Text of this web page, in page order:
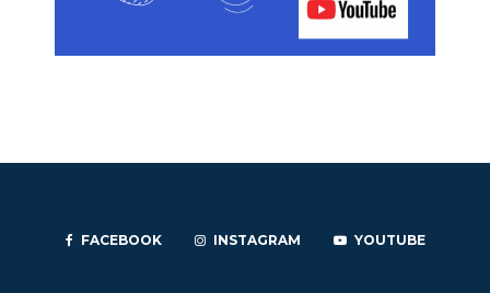
FACEBOOK INSTAGRAM YOUTUBE